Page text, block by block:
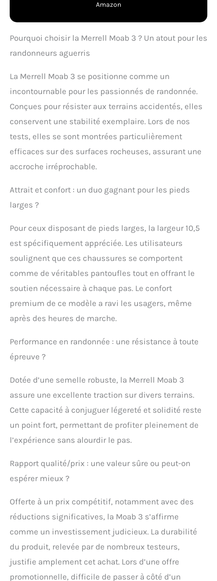
compatibilité avec les
Amazon
Pourquoi choisir la Merrell Moab 3 ? Un atout pour les
randonneurs aguerris
La Merrell Moab 3 se positionne comme un
incontournable pour les passionnés de randonnée.
Conçues pour résister aux terrains accidentés, elles
conservent une stabilité exemplaire. Lors de nos
tests, elles se sont montrées particulièrement
efficaces sur des surfaces rocheuses, assurant une
accroche irréprochable.
Attrait et confort : un duo gagnant pour les pieds
larges ?
Pour ceux disposant de pieds larges, la largeur 10,5
est spécifiquement appréciée. Les utilisateurs
soulignent que ces chaussures se comportent
comme de véritables pantoufles tout en offrant le
soutien nécessaire à chaque pas. Le confort
premium de ce modèle a ravi les usagers, même
après des heures de marche.
Performance en randonnée : une résistance à toute
épreuve ?
Dotée d’une semelle robuste, la Merrell Moab 3
assure une excellente traction sur divers terrains.
Cette capacité à conjuguer légereté et solidité reste
un point fort, permettant de profiter pleinement de
l’expérience sans alourdir le pas.
Rapport qualité/prix : une valeur sûre ou peut-on
espérer mieux ?
Offerte à un prix compétitif, notamment avec des
réductions significatives, la Moab 3 s’affirme
comme un investissement judicieux. La durabilité
du produit, relevée par de nombreux testeurs,
justifie amplement cet achat. Lors d’une offre
promotionnelle, difficile de passer à côté d’un